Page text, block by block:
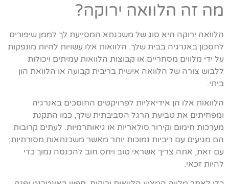
מה זה הלוואה ירוקה?
הלוואה ירוקה היא סוג של משכנתא המסייעת לך לממן שיפורים
לחסכון באנרגיה בבית שלך. הלוואות אלו עשויות להיות מונפקות
על ידי מלווים מסחריים או קבוצות הלוואות עמיתים ויכולות
ללבוש צורה של הלוואה אישית בריבית קבועה או הלוואת הון
ביתי.
הלוואות אלו הן אידיאליות לפרויקטים החוסכים באנרגיה
ומפחיתים את טביעת הרגל הסביבתית שלך, כמו התקנת
מערכות חימום וקירור סולאריות או גיאותרמיות. לעתים קרובות
הם מגיעים עם ריביות נמוכות יותר מאשר משכנתאות מסורתיות;
עם זאת, אתה צריך אשראי טוב ויחס חוב להכנסה נמוך כדי
להיות זכאי.